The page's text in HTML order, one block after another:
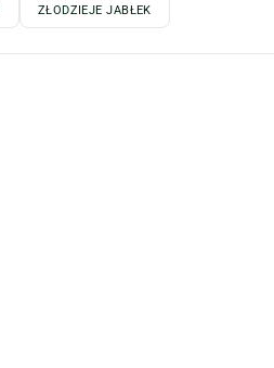
ZŁODZIEJE JABŁEK